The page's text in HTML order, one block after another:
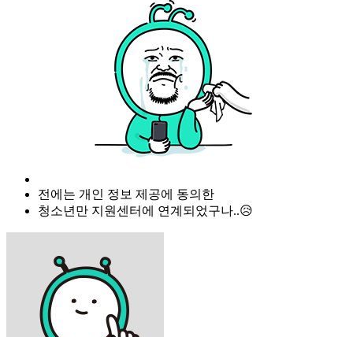
전에는 개인 정보 제공에 동의한
청소년만 지원센터에 연계되었구나..😥